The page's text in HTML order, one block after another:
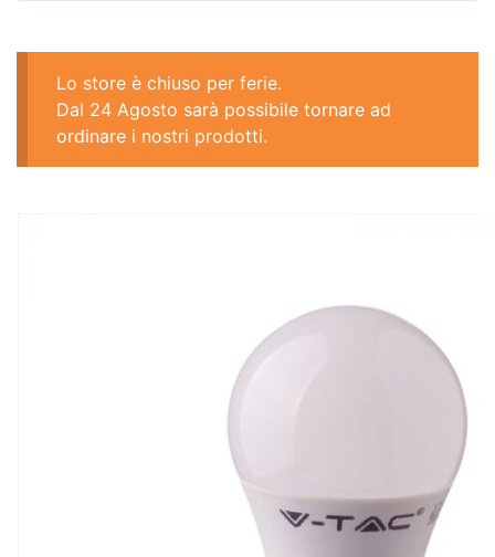
Lo store è chiuso per ferie.
Dal 24 Agosto sarà possibile tornare ad
ordinare i nostri prodotti.